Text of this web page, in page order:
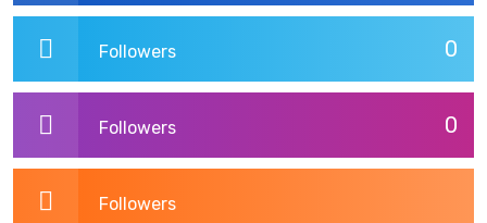
0
Followers
0
Followers
Followers